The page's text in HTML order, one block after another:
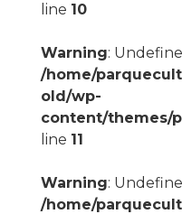
line 10
Warning:
/home/
old/wp-
content/themes/
line 11
Warning:
/home/